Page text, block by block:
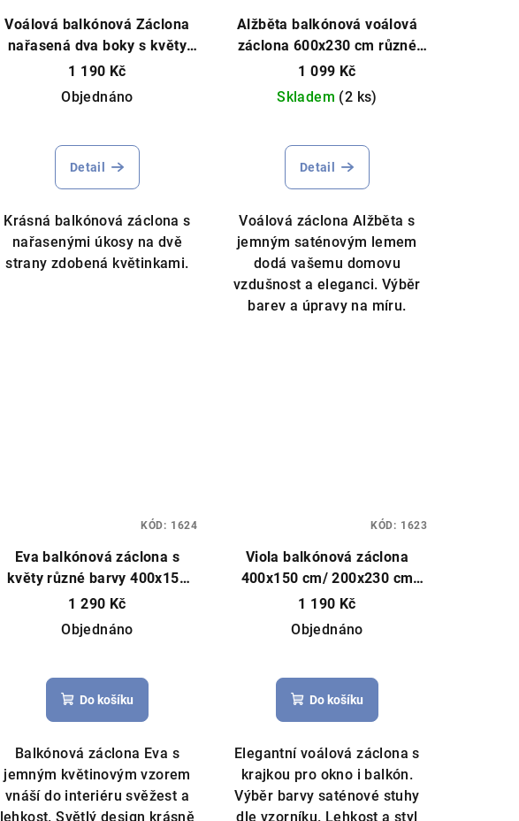
Voálová balkónová Záclona
nařasená dva boky s květy
různé barvy 600x230cm
1 190 Kč
Objednáno
hodnocení
produktu
je
5,0
z
5
Detail
Krásná balkónová záclona s
nařasenými úkosy na dvě
strany zdobená květinkami.
Alžběta balkónová voálová
záclona 600x230 cm různé
Čistý voál, můžeme ušít
na míru
1 099 Kč
Skladem (2 ks)
Detail
Voálová záclona Alžběta s
jemným saténovým lemem
dodá vašemu domovu
vzdušnost a eleganci. Výběr
barev a úpravy na míru.
Eva balkónová záclona s
květy různé barvy 400x150
cm/ 200x230 cmČistý voál,
můžeme ušít na míru
1 290 Kč
Objednáno
Do košíku
Balkónová záclona Eva s
jemným květinovým vzorem
vnáší do interiéru svěžest a
lehkost. Světlý design krásně
KÓD: 1624
Viola balkónová záclona
400x150 cm/ 200x230 cm
různé barvyHotová záclona,
můžeme ušít na míru
1 190 Kč
Objednáno
Do košíku
Elegantní voálová záclona s
krajkou pro okno i balkón.
Výběr barvy saténové stuhy
dle vzorníku. Lehkost a styl
KÓD: 1623